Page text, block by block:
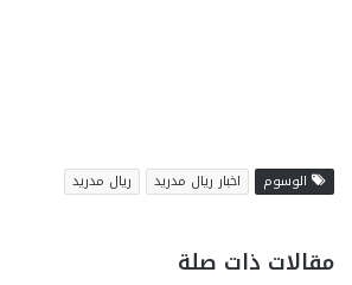
الوسوم اخبار ريال مدريد ريال مدريد
مقالات ذات صلة